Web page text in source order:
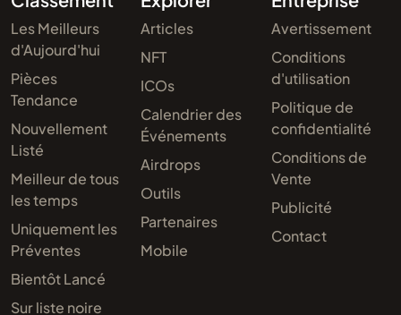
Les Meilleurs
d'Aujourd'hui
Pièces
Tendance
Nouvellement
Listé
Meilleur de tous
les temps
Uniquement les
Préventes
Bientôt Lancé
Sur liste noire
Articles
NFT
ICOs
Calendrier des
Événements
Airdrops
Outils
Partenaires
Mobile
Avertissement
Conditions
d'utilisation
Politique de
confidentialité
Conditions de
Vente
Publicité
Contact